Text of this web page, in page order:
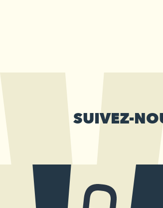
SUIVEZ-